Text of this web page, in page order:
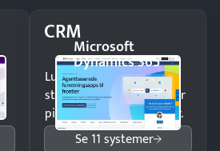
CRMMicrosoft
Dynamics 365
Luk flere salg med et
struktureret overblik over
pipeline og opfølgninger.
Se 11 systemer